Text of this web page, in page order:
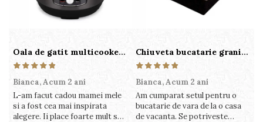
Oala de gatit multicooker 11 functii Instant Pot Pro Crisp 8 + Air Fryer 7.6 lt
Bianca,Acum 2 ani
L-am facut cadou mamei mele
si a fost cea mai inspirata
alegere. Ii place foarte mult sa
Chiuveta bucatarie granit cu finisaj negru perlat/cupru Steingran Art Copper cu dozator si baterie Quadron
Bianca,Acum 2 ani
Am cumparat setul pentru o
bucatarie de vara de la o casa
de vacanta. Se potriveste